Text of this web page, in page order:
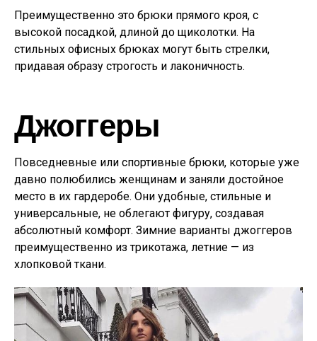
Преимущественно это брюки прямого кроя, с
высокой посадкой, длиной до щиколотки. На
стильных офисных брюках могут быть стрелки,
придавая образу строгость и лаконичность.
Джоггеры
Повседневные или спортивные брюки, которые уже
давно полюбились женщинам и заняли достойное
место в их гардеробе. Они удобные, стильные и
универсальные, не облегают фигуру, создавая
абсолютный комфорт. Зимние варианты джоггеров
преимущественно из трикотажа, летние — из
хлопковой ткани.